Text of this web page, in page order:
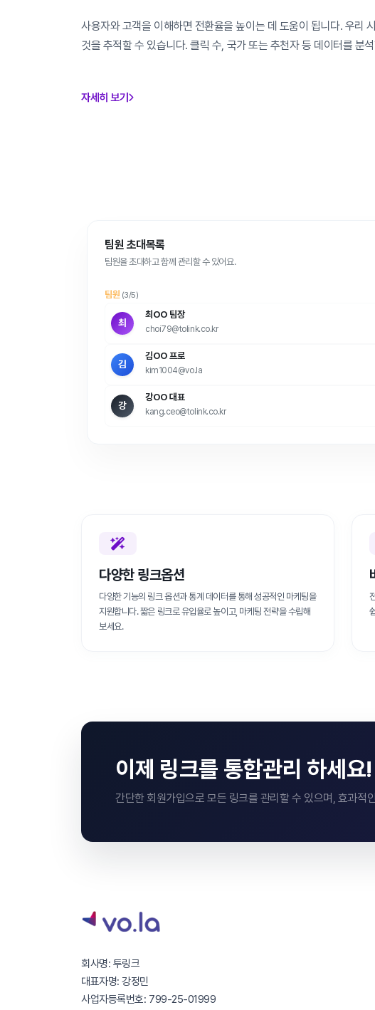
사용자와 고객을 이해하면 전환율을 높이는 데 도움이 됩니다. 우리
것을 추적할 수 있습니다. 클릭 수, 국가 또는 추천자 등 데이터를 분
자세히 보기
팀원 초대목록
팀원을 초대하고 함께 관리할 수 있어요.
팀원 (3/5)
최
최OO 팀장
choi79@tolink.co.kr
김
김OO 프로
kim1004@vo.la
강
강OO 대표
kang.ceo@tolink.co.kr
다양한 링크옵션
다양한 기능의 링크 옵션과 통계 데이터를 통해 성공적인 마케팅을
지원합니다. 짧은 링크로 유입율로 높이고, 마케팅 전략을 수립해
보세요.
이제 링크를 통합관리 하세요!
간단한 회원가입으로 모든 링크를 관리할 수 있으며, 효과적
회사명: 투링크
대표자명: 강정민
사업자등록번호: 799-25-01999